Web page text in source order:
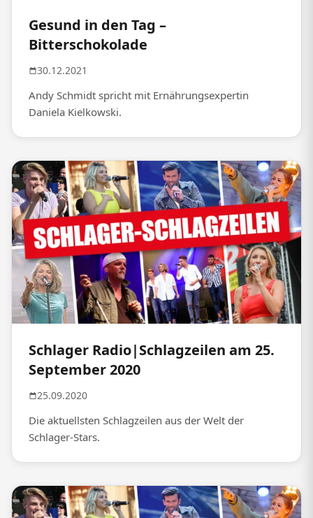
Gesund in den Tag –
Bitterschokolade
30.12.2021
Andy Schmidt spricht mit Ernährungsexpertin
Daniela Kielkowski.
Schlager Radio|Schlagzeilen am 25.
September 2020
25.09.2020
Die aktuellsten Schlagzeilen aus der Welt der
Schlager-Stars.